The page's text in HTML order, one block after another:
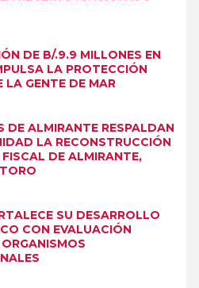
DE B/.9.9 MILLONES EN
LA PROTECCIÓN
LA GENTE DE MAR
DE ALMIRANTE RESPALDAN
LA RECONSTRUCCIÓN
DE ALMIRANTE,
SU DESARROLLO
CON EVALUACIÓN